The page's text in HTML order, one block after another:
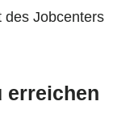
des Jobcenters
erreichen